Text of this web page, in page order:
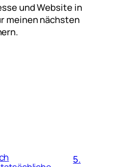
und Website in
meinen nächsten
5.